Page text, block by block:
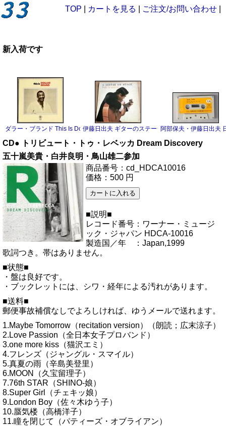
TOP カートを見る ご注文/お問い合わせ
新入荷です
ダラー・ブランド This Is Dollar Brand LP伊藤日出夫 ギターのステージ LP阿部保夫・伊藤日出夫
CD● トリビュート・トゥ・レベッカ Dream Discovery
五十嵐美貴・白井良明・鳥山雄二参加
商品番号：cd_HDCA10016
価格：500 円
■説明■
レコード番号：ワーナー・ミュージ
ック・ジャパン HDCA-10016
製造国／年 ：Japan,1999
歌詞つき。帯はありません。
■状態■
・盤は良好です。
・ブックレットには、シワ・経年による汚れがあります。
■送料■
郵便事故補償なしでよろしければ、ゆうメールで送れます。
1.Maybe Tomorrow（recitation version）（朗読；広末涼子）
2.Love Passion（全日本女子プロバンド）
3.one more kiss（猫沢エミ）
4.フレンズ（ジャングル・スマイル）
5.真夏の雨（辛島美登里）
6.MOON（久宝留理子）
7.76th STAR（SHINO-娘）
8.Super Girl（チェキッ娘）
9.London Boy（佐々木ゆう子）
10.蜃気楼（高橋洋子）
11.瞳を閉じて（パティーズ・オブライアン）